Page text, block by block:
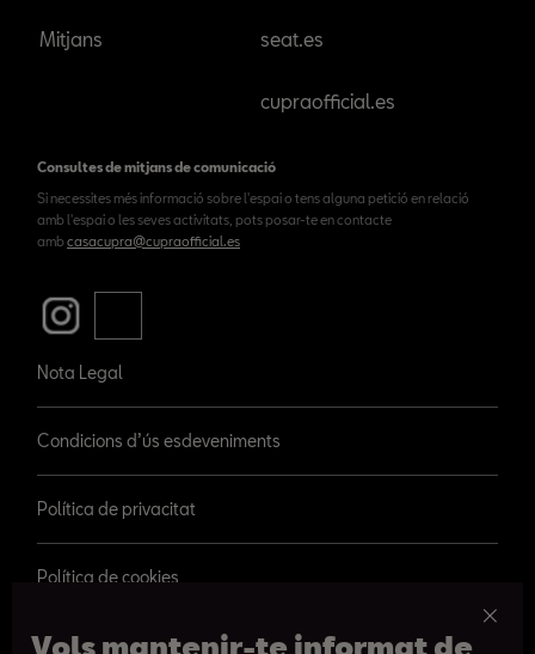
Vols mantenir-te informat de
Mitjans seat.es
cupraofficial.es
Consultes de mitjans de comunicació
Si necessites més informació sobre l'espai o tens alguna petició en relació
amb l'espai o les seves activitats, pots posar-te en contacte
amb casacupra@cupraofficial.es
Nota Legal
Condicions d’ús esdeveniments
Política de privacitat
Política de cookies